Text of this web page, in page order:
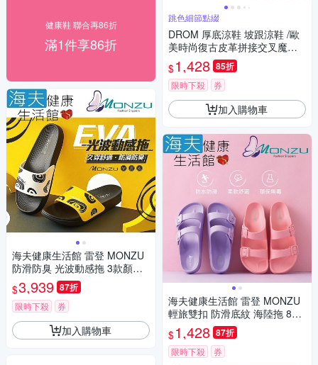
健康鞋 聯合再86折
滿1件享86折
海夫健康生活館 雷登 MONZU
防滑防臭 光波動感拖 3款顏色
任選12雙
$3,939 87折
限時下殺 券
加入購物車
跳色細節點綴
DROM 厚底涼鞋 坡跟涼鞋 /歐
美時尚復古皮革拼接交叉魔鬼
粘厚底坡跟涼鞋 黑
$1,428 85折
限時下殺 券
加入購物車
海夫健康生活館 雷登 MONZU
輕旅雙扣 防滑底紋 海陸拖 8款
顏色 任選4雙
$1,428 87折
限時下殺 券